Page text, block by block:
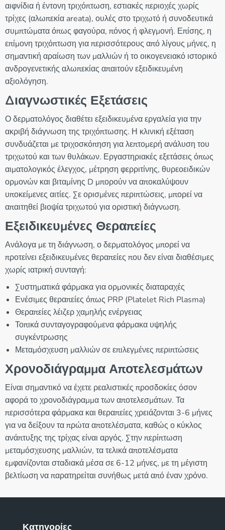
αιφνίδια ή έντονη τριχόπτωση, εστιακές περιοχές χωρίς
τρίχες (αλωπεκία areata), ουλές στο τριχωτό ή συνοδευτικά
συμπτώματα όπως φαγούρα, πόνος ή φλεγμονή. Επίσης, η
επίμονη τριχόπτωση για περισσότερους από λίγους μήνες, η
σημαντική αραίωση των μαλλιών ή το οικογενειακό ιστορικό
ανδρογενετικής αλωπεκίας απαιτούν εξειδικευμένη
αξιολόγηση.
Διαγνωστικές Εξετάσεις
Ο δερματολόγος διαθέτει εξειδικευμένα εργαλεία για την
ακριβή διάγνωση της τριχόπτωσης. Η κλινική εξέταση
συνδυάζεται με τριχοσκόπηση για λεπτομερή ανάλυση του
τριχωτού και των θυλάκων. Εργαστηριακές εξετάσεις όπως
αιματολογικός έλεγχος, μέτρηση φερριτίνης, θυρεοειδικών
ορμονών και βιταμίνης D μπορούν να αποκαλύψουν
υποκείμενες αιτίες. Σε ορισμένες περιπτώσεις, μπορεί να
απαιτηθεί βιοψία τριχωτού για οριστική διάγνωση.
Εξειδικευμένες Θεραπείες
Ανάλογα με τη διάγνωση, ο δερματολόγος μπορεί να
προτείνει εξειδικευμένες θεραπείες που δεν είναι διαθέσιμες
χωρίς ιατρική συνταγή:
Συστηματικά φάρμακα για ορμονικές διαταραχές
Ενέσιμες θεραπείες όπως PRP (Platelet Rich Plasma)
Θεραπείες λέιζερ χαμηλής ενέργειας
Τοπικά συνταγογραφούμενα φάρμακα υψηλής
συγκέντρωσης
Μεταμόσχευση μαλλιών σε επιλεγμένες περιπτώσεις
Χρονοδιάγραμμα Αποτελεσμάτων
Είναι σημαντικό να έχετε ρεαλιστικές προσδοκίες όσον
αφορά το χρονοδιάγραμμα των αποτελεσμάτων. Τα
περισσότερα φάρμακα και θεραπείες χρειάζονται 3-6 μήνες
για να δείξουν τα πρώτα αποτελέσματα, καθώς ο κύκλος
ανάπτυξης της τρίχας είναι αργός. Στην περίπτωση
μεταμόσχευσης μαλλιών, τα τελικά αποτελέσματα
εμφανίζονται σταδιακά μέσα σε 6-12 μήνες, με τη μέγιστη
βελτίωση να παρατηρείται συνήθως μετά από έναν χρόνο.
Κατηγορίες